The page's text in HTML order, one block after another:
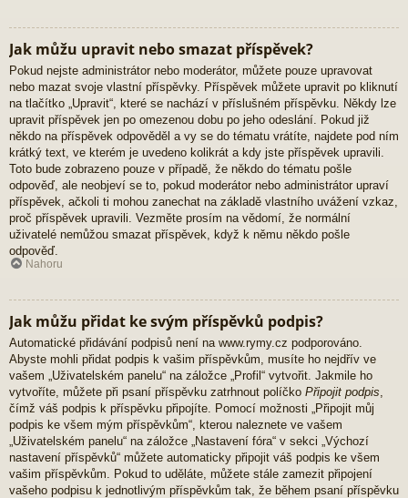
Jak můžu upravit nebo smazat příspěvek?
Pokud nejste administrátor nebo moderátor, můžete pouze upravovat
nebo mazat svoje vlastní příspěvky. Příspěvek můžete upravit po kliknutí
na tlačítko „Upravit“, které se nachází v příslušném příspěvku. Někdy lze
upravit příspěvek jen po omezenou dobu po jeho odeslání. Pokud již
někdo na příspěvek odpověděl a vy se do tématu vrátíte, najdete pod ním
krátký text, ve kterém je uvedeno kolikrát a kdy jste příspěvek upravili.
Toto bude zobrazeno pouze v případě, že někdo do tématu pošle
odpověď, ale neobjeví se to, pokud moderátor nebo administrátor upraví
příspěvek, ačkoli ti mohou zanechat na základě vlastního uvážení vzkaz,
proč příspěvek upravili. Vezměte prosím na vědomí, že normální
uživatelé nemůžou smazat příspěvek, když k němu někdo pošle
odpověď.
Nahoru
Jak můžu přidat ke svým příspěvků podpis?
Automatické přidávání podpisů není na www.rymy.cz podporováno.
Abyste mohli přidat podpis k vašim příspěvkům, musíte ho nejdřív ve
vašem „Uživatelském panelu“ na záložce „Profil“ vytvořit. Jakmile ho
vytvoříte, můžete při psaní příspěvku zatrhnout políčko Připojit podpis
čímž váš podpis k příspěvku připojíte. Pomocí možnosti „Připojit můj
podpis ke všem mým příspěvkům“, kterou naleznete ve vašem
„Uživatelském panelu“ na záložce „Nastavení fóra“ v sekci „Výchozí
nastavení příspěvků“ můžete automaticky připojit váš podpis ke všem
vašim příspěvkům. Pokud to uděláte, můžete stále zamezit připojení
vašeho podpisu k jednotlivým příspěvkům tak, že během psaní příspěvku